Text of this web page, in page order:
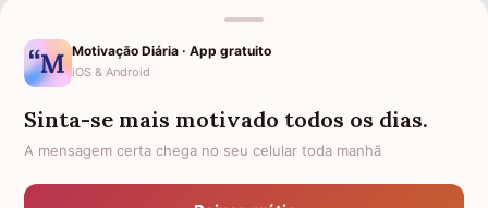
Mensagens de saudade que tocam o coração e
expressam falta
Mensagens de otimismo que vão encher você de
confiança
Mensagens para namorado: declare o seu amor com
Motivação Diária · App gratuito
iOS & Android
Sinta-se mais motivado todos os dias.
A mensagem certa chega no seu celular toda manhã